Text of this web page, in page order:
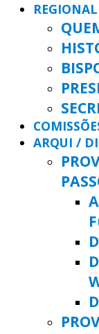
REGIONAL
ARQUI /